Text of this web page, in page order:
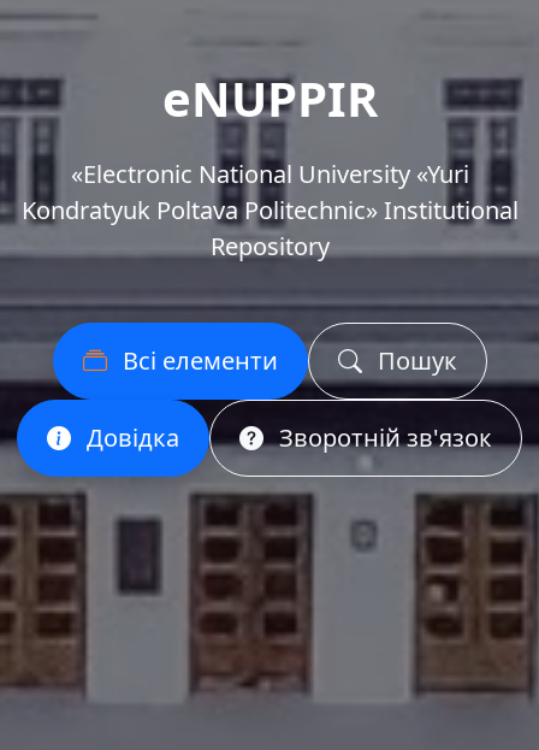
eNUPPIR
«Еlectronic National University «Yuri
Kondratyuk Poltava Politechnic» Institutional
Repository
Всі елементи Пошук
Довідка Зворотній зв'язок